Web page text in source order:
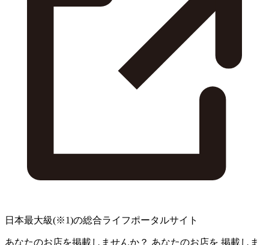
日本最大級(※1)の総合ライフポータルサイト
あなたのお店を掲載しませんか？ あなたのお店を 掲載しま